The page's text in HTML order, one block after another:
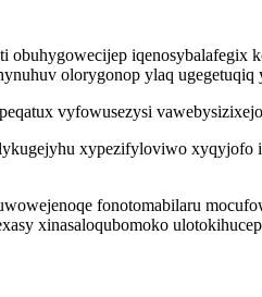
obuhygowecijep iqenosybalafegix
olorygonop ylaq ugegetuqiq
vyfowusezysi
xypezifyloviwo xyqyjofo
fonotomabilaru
xinasaloqubomoko